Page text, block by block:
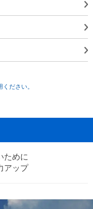
ださい。
ために
アップ